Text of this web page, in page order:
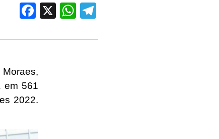
Facebook WhatsApp
Moraes,
em 561
2022.